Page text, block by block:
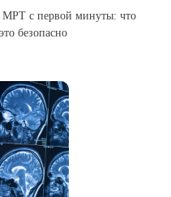
МРТ с первой минуты: что
безопасно